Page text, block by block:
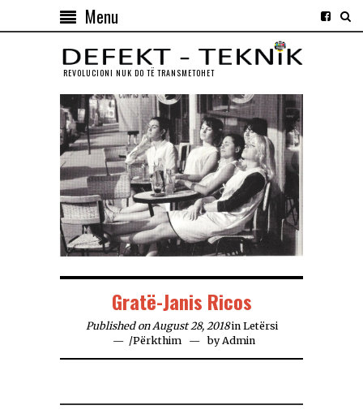
Menu
REVOLUCIONI NUK DO TЁ TRANSMETOHET
Gratë-Janis Ricos
Published on August 28, 2018 in Letërsi
/Përkthim by Admin